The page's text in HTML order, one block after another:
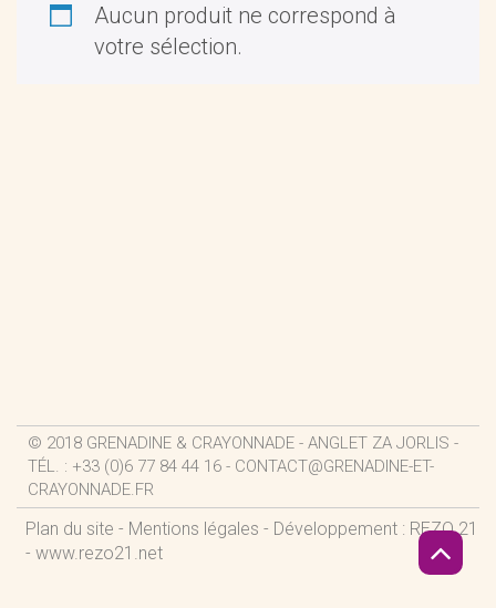
Aucun produit ne correspond à
votre sélection.
© 2018 GRENADINE & CRAYONNADE - ANGLET ZA JORLIS -
TÉL. : +33 (0)6 77 84 44 16 - CONTACT@GRENADINE-ET-
CRAYONNADE.FR
Plan du site - Mentions légales - Développement : REZO 21
- www.rezo21.net